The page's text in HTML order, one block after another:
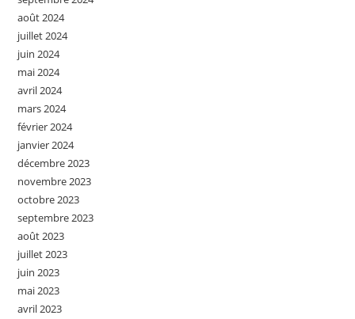
août 2024
juillet 2024
juin 2024
mai 2024
avril 2024
mars 2024
février 2024
janvier 2024
décembre 2023
novembre 2023
octobre 2023
septembre 2023
août 2023
juillet 2023
juin 2023
mai 2023
avril 2023